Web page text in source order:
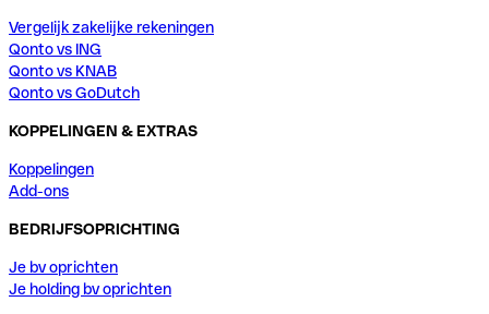
Vergelijk zakelijke rekeningen
Qonto vs ING
Qonto vs KNAB
Qonto vs GoDutch
KOPPELINGEN & EXTRAS
Koppelingen
Add-ons
BEDRIJFSOPRICHTING
Je bv oprichten
Je holding bv oprichten